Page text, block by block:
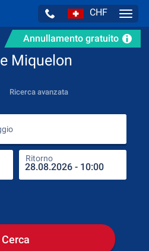
CHF
Annullamento gratuito
Miquelon
Ricerca avanzata
Ritorno
Cerca